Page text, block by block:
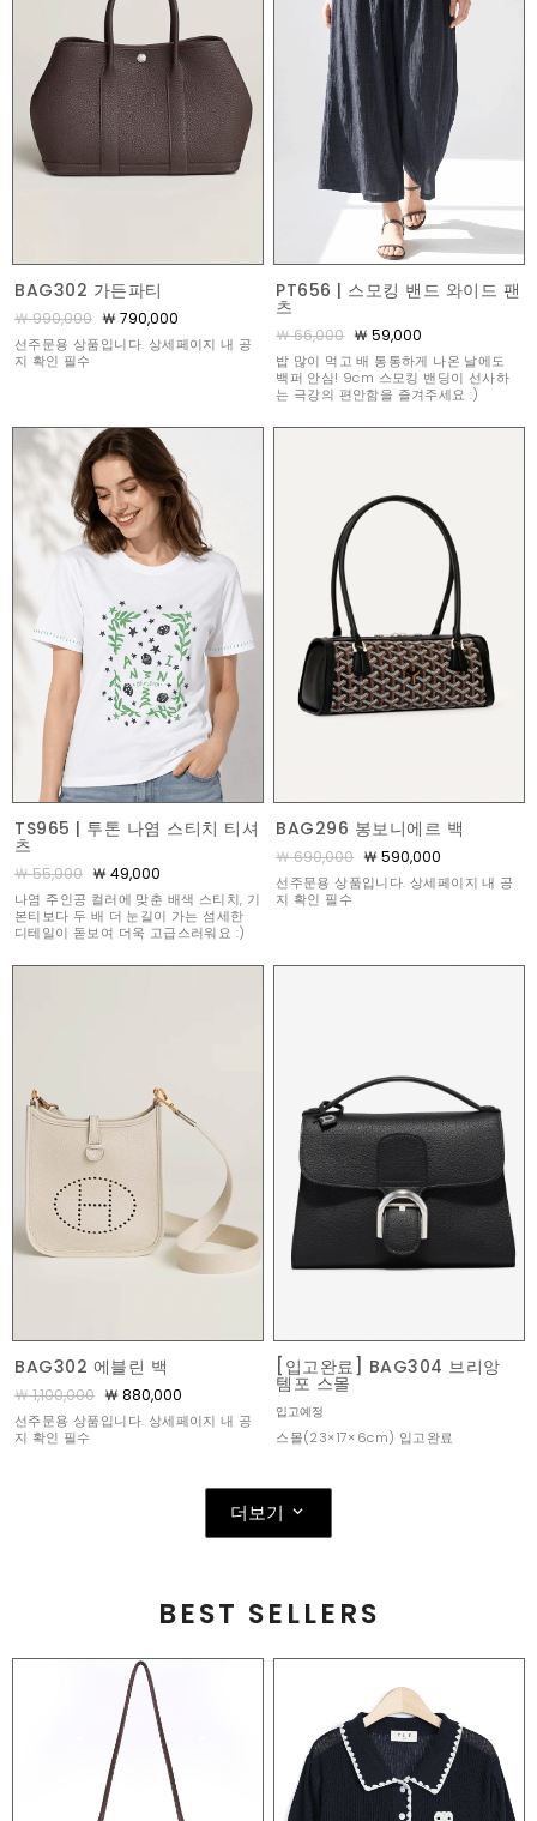
BAG302 가든파티
￦ 990,000 ￦ 790,000
선주문용 상품입니다. 상세페이지 내 공
지 확인 필수
PT656 | 스모킹 밴드 와이드 팬
츠
￦ 66,000 ￦ 59,000
밥 많이 먹고 배 통통하게 나온 날에도
백퍼 안심! 9cm 스모킹 밴딩이 선사하
는 극강의 편안함을 즐겨주세요 :)
TS965 | 투톤 나염 스티치 티셔
츠
￦ 55,000 ￦ 49,000
나염 주인공 컬러에 맞춘 배색 스티치, 기
본티보다 두 배 더 눈길이 가는 섬세한
디테일이 돋보여 더욱 고급스러워요 :)
BAG296 봉보니에르 백
￦ 690,000 ￦ 590,000
선주문용 상품입니다. 상세페이지 내 공
지 확인 필수
BAG302 에블린 백
￦ 1,100,000 ￦ 880,000
선주문용 상품입니다. 상세페이지 내 공
지 확인 필수
[입고완료] BAG304 브리앙
템포 스몰
입고예정
스몰(23×17×6cm) 입고완료
더보기
BEST SELLERS